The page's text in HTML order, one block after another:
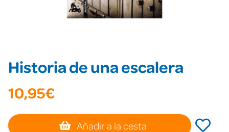
Historia de una escalera
10,95€
Añadir a la cesta